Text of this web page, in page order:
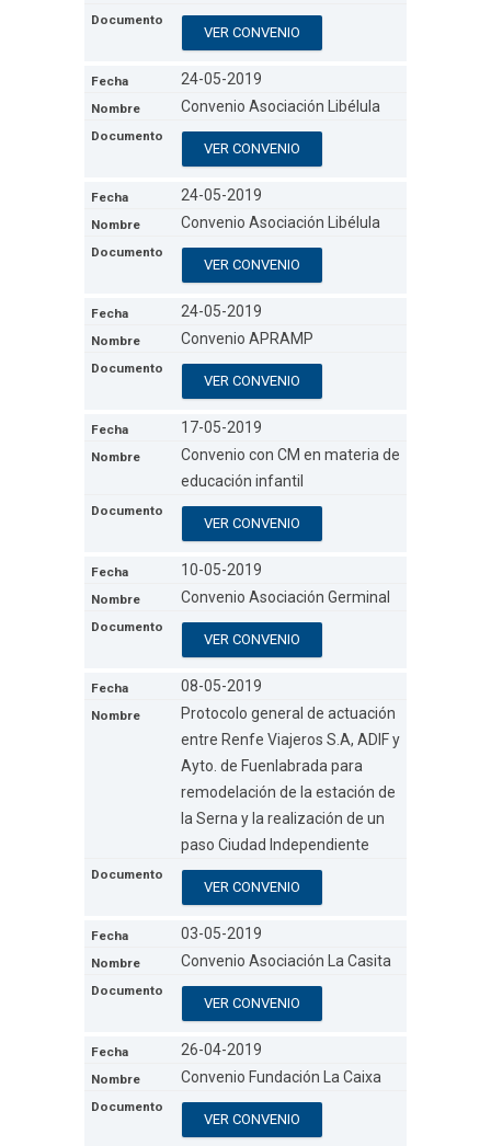
VER CONVENIO
24-05-2019
Convenio Asociación Libélula
VER CONVENIO
24-05-2019
Convenio Asociación Libélula
VER CONVENIO
24-05-2019
Convenio APRAMP
VER CONVENIO
17-05-2019
Convenio con CM en materia de
educación infantil
VER CONVENIO
10-05-2019
Convenio Asociación Germinal
VER CONVENIO
08-05-2019
Protocolo general de actuación
entre Renfe Viajeros S.A, ADIF y
Ayto. de Fuenlabrada para
remodelación de la estación de
la Serna y la realización de un
paso Ciudad Independiente
VER CONVENIO
03-05-2019
Convenio Asociación La Casita
VER CONVENIO
26-04-2019
Convenio Fundación La Caixa
VER CONVENIO